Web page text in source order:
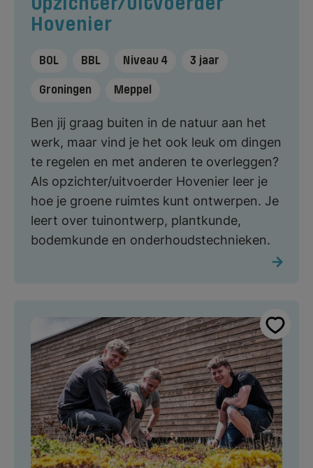
Hovenier
BOL BBL Niveau 4 3 jaar
Groningen Meppel
Ben jij graag buiten in de natuur aan het
werk, maar vind je het ook leuk om dingen
te regelen en met anderen te overleggen?
Als opzichter/uitvoerder Hovenier leer je
hoe je groene ruimtes kunt ontwerpen. Je
leert over tuinontwerp, plantkunde,
bodemkunde en onderhoudstechnieken.